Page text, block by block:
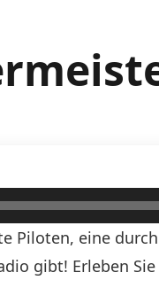
Piloten, eine
gibt! Erleben